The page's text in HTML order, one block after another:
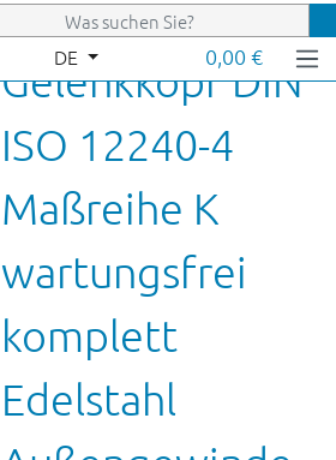
DE 0,00 €
Gelenkkopf DIN
ISO 12240-4
Maßreihe K
wartungsfrei
komplett
Edelstahl